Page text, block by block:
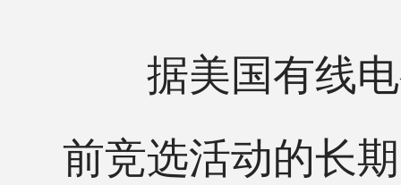
据美国有线电
前竞选活动的长